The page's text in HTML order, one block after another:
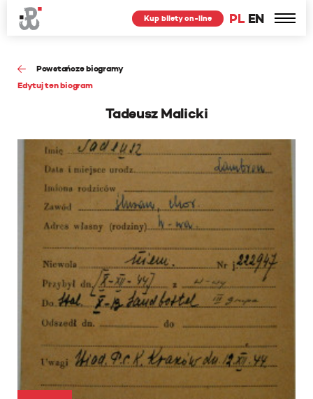
PL EN
Kup bilety on-line
Powstańcze biogramy
Edytuj ten biogram
Tadeusz Malicki